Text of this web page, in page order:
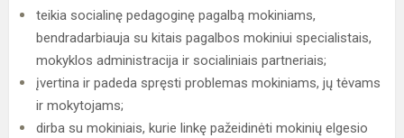
teikia socialinę pedagoginę pagalbą mokiniams,
bendradarbiauja su kitais pagalbos mokiniui specialistais,
mokyklos administracija ir socialiniais partneriais;
įvertina ir padeda spręsti problemas mokiniams, jų tėvams
ir mokytojams;
dirba su mokiniais, kurie linkę pažeidinėti mokinių elgesio